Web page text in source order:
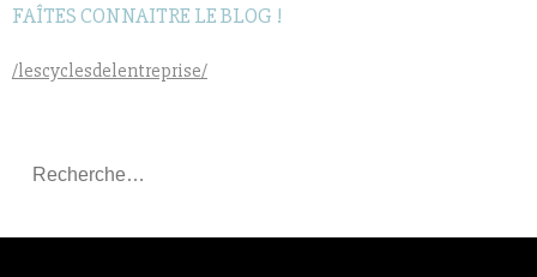
FAÎTES CONNAITRE LE BLOG !
/lescyclesdelentreprise/